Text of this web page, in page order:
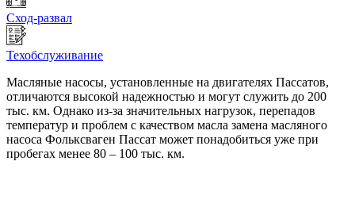
Сход-развал
Техобслуживание
Масляные насосы, установленные на двигателях Пассатов,
отличаются высокой надежностью и могут служить до 200
тыс. км. Однако из-за значительных нагрузок, перепадов
температур и проблем с качеством масла замена масляного
насоса Фольксваген Пассат может понадобиться уже при
пробегах менее 80 – 100 тыс. км.